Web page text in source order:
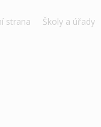
strana Školy a úřady